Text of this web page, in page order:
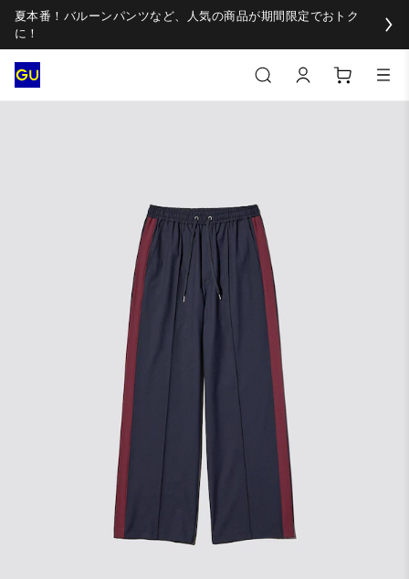
夏本番！バルーンパンツなど、人気の商品が期間限定でおトク
に！